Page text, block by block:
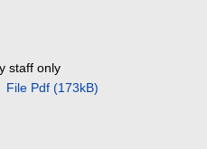
staff only
File Pdf (173kB)